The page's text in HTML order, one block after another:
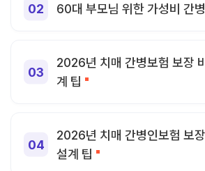
60대 부모님 위한 가성비 간
2026년 치매 간병보험 보장
계 팁
2026년 치매 간병인보험 보
설계 팁